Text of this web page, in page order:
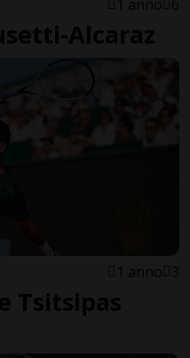
1 anno 6
Alcaraz
1 anno 3
Tsitsipas